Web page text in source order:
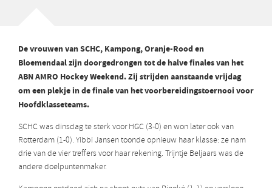
De vrouwen van SCHC, Kampong, Oranje-Rood en
Bloemendaal zijn doorgedrongen tot de halve finales van het
ABN AMRO Hockey Weekend. Zij strijden aanstaande vrijdag
om een plekje in de finale van het voorbereidingstoernooi voor
Hoofdklasseteams.
SCHC was dinsdag te sterk voor HGC (3-0) en won later ook van
Rotterdam (1-0). Yibbi Jansen toonde opnieuw haar klasse: ze nam
drie van de vier treffers voor haar rekening. Trijntje Beljaars was de
andere doelpuntenmaker.